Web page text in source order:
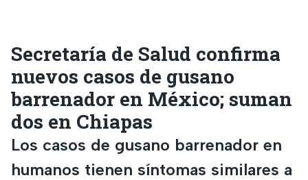
Secretaría de Salud confirma
nuevos casos de gusano
barrenador en México; suman
dos en Chiapas
Los casos de gusano barrenador en
humanos tienen síntomas similares a